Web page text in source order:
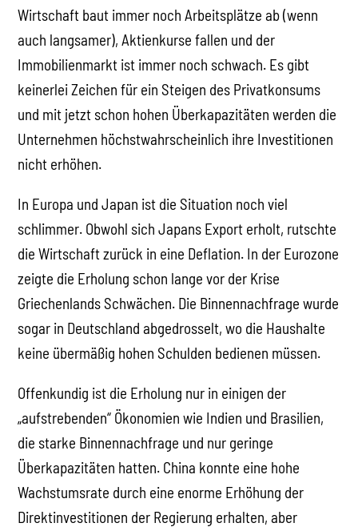
Wirtschaft baut immer noch Arbeitsplätze ab (wenn
auch langsamer), Aktienkurse fallen und der
Immobilienmarkt ist immer noch schwach. Es gibt
keinerlei Zeichen für ein Steigen des Privatkonsums
und mit jetzt schon hohen Überkapazitäten werden die
Unternehmen höchstwahrscheinlich ihre Investitionen
nicht erhöhen.
In Europa und Japan ist die Situation noch viel
schlimmer. Obwohl sich Japans Export erholt, rutschte
die Wirtschaft zurück in eine Deflation. In der Eurozone
zeigte die Erholung schon lange vor der Krise
Griechenlands Schwächen. Die Binnennachfrage wurde
sogar in Deutschland abgedrosselt, wo die Haushalte
keine übermäßig hohen Schulden bedienen müssen.
Offenkundig ist die Erholung nur in einigen der
„aufstrebenden“ Ökonomien wie Indien und Brasilien,
die starke Binnennachfrage und nur geringe
Überkapazitäten hatten. China konnte eine hohe
Wachstumsrate durch eine enorme Erhöhung der
Direktinvestitionen der Regierung erhalten, aber